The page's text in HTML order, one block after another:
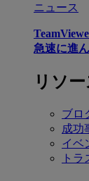
ニュース
急速に進
リソー
ブロ
成功
イベ
ト